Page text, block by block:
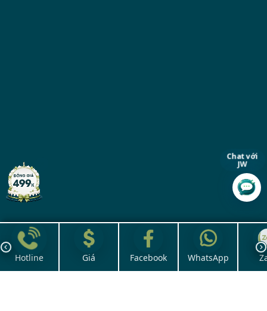
Hotline Giá Facebook WhatsApp
Chat với
JW